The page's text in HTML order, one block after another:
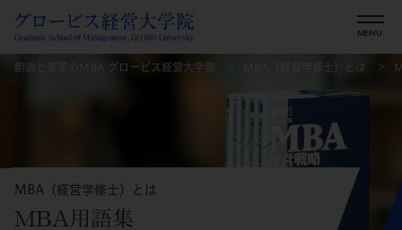
創造と変革のMBA グロービス経営大学院 MBA（経営学修士）とは
MBA（経営学修士）とは
MBA用語集